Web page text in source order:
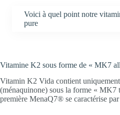
Voici à quel point notre
pure
Vitamine K2 sous forme de « MK7
Vitamin K2 Vida contient
(ménaquinone) sous la forme « MK7
première MenaQ7® se caractérise